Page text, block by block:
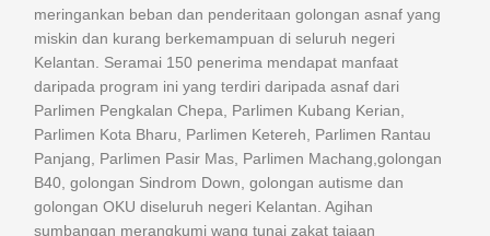
meringankan beban dan penderitaan golongan asnaf yang
miskin dan kurang berkemampuan di seluruh negeri
Kelantan. Seramai 150 penerima mendapat manfaat
daripada program ini yang terdiri daripada asnaf dari
Parlimen Pengkalan Chepa, Parlimen Kubang Kerian,
Parlimen Kota Bharu, Parlimen Ketereh, Parlimen Rantau
Panjang, Parlimen Pasir Mas, Parlimen Machang,golongan
B40, golongan Sindrom Down, golongan autisme dan
golongan OKU diseluruh negeri Kelantan. Agihan
sumbangan merangkumi wang tunai zakat tajaan